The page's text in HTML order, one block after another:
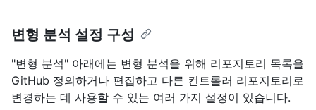
변형 분석 설정 구성
"변형 분석" 아래에는 변형 분석을 위해 리포지토리 목록을
GitHub 정의하거나 편집하고 다른 컨트롤러 리포지토리로
변경하는 데 사용할 수 있는 여러 가지 설정이 있습니다.